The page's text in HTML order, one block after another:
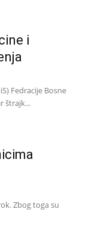
i
Fedracije Bosne
štrajk...
Zbog toga su